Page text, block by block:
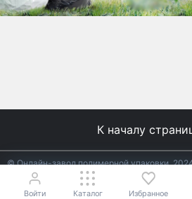
8 (495) 204-18-49
К началу
© Онлайн-завод полимерной упаковки,
Не является публичной офертой.Условия
менеджеров.
Войти Каталог Избранное